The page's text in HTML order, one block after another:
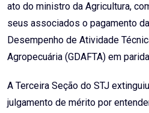
ato do ministro da Agricultura,
seus associados o pagamento
Desempenho de Atividade
Agropecuária (GDAFTA) em
A Terceira Seção do STJ
julgamento de mérito por